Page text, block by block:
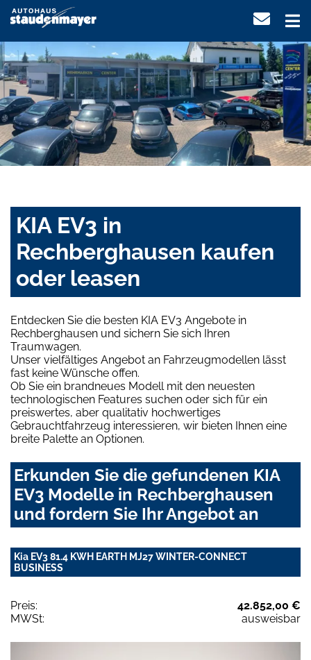
KIA EV3 in
Rechberghausen kaufen
oder leasen
Entdecken Sie die besten KIA EV3 Angebote in
Rechberghausen und sichern Sie sich Ihren
Traumwagen.
Unser vielfältiges Angebot an Fahrzeugmodellen lässt
fast keine Wünsche offen.
Ob Sie ein brandneues Modell mit den neuesten
technologischen Features suchen oder sich für ein
preiswertes, aber qualitativ hochwertiges
Gebrauchtfahrzeug interessieren, wir bieten Ihnen eine
breite Palette an Optionen.
Erkunden Sie die gefundenen KIA
EV3 Modelle in Rechberghausen
und fordern Sie Ihr Angebot an
Kia EV3 81.4 KWH EARTH MJ27 WINTER-CONNECT
BUSINESS
Preis:
42.852,00 €
MWSt:
ausweisbar